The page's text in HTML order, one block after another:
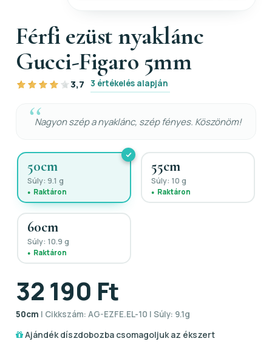
Férfi ezüst nyaklánc
Gucci-Figaro 5mm
3,7 3 értékelés alapján
Nagyon szép a nyaklánc, szép fényes. Köszönöm!
50cm
Súly: 9.1 g
Raktáron
55cm
Súly: 10 g
Raktáron
60cm
Súly: 10.9 g
Raktáron
32 190 Ft
50cm | Cikkszám: AG-EZFE.EL-10 | Súly: 9.1g
Ajándék díszdobozba csomagoljuk az ékszert